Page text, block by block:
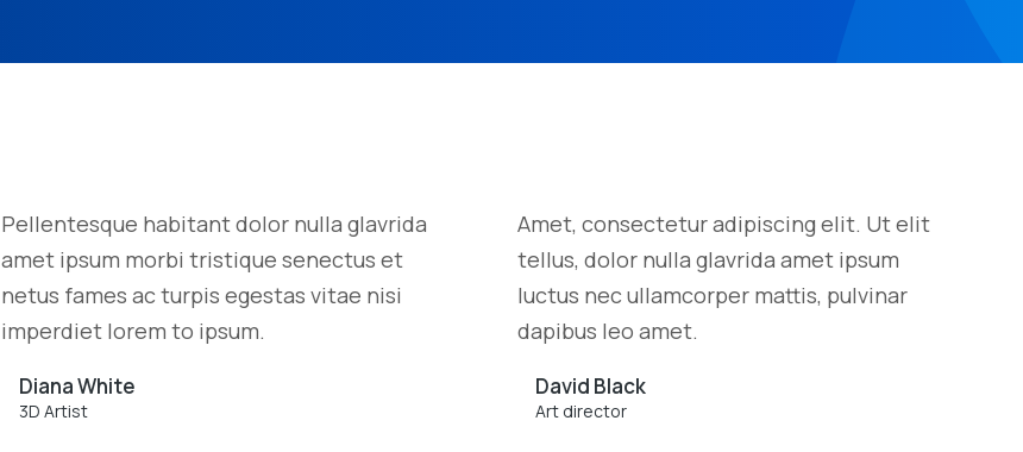
Pellentesque habitant dolor nulla glavrida
amet ipsum morbi tristique senectus et
netus fames ac turpis egestas vitae nisi
imperdiet lorem to ipsum.
Diana White
3D Artist
Amet, consectetur adipiscing elit. Ut elit
tellus, dolor nulla glavrida amet ipsum
luctus nec ullamcorper mattis, pulvinar
dapibus leo amet.
David Black
Art director